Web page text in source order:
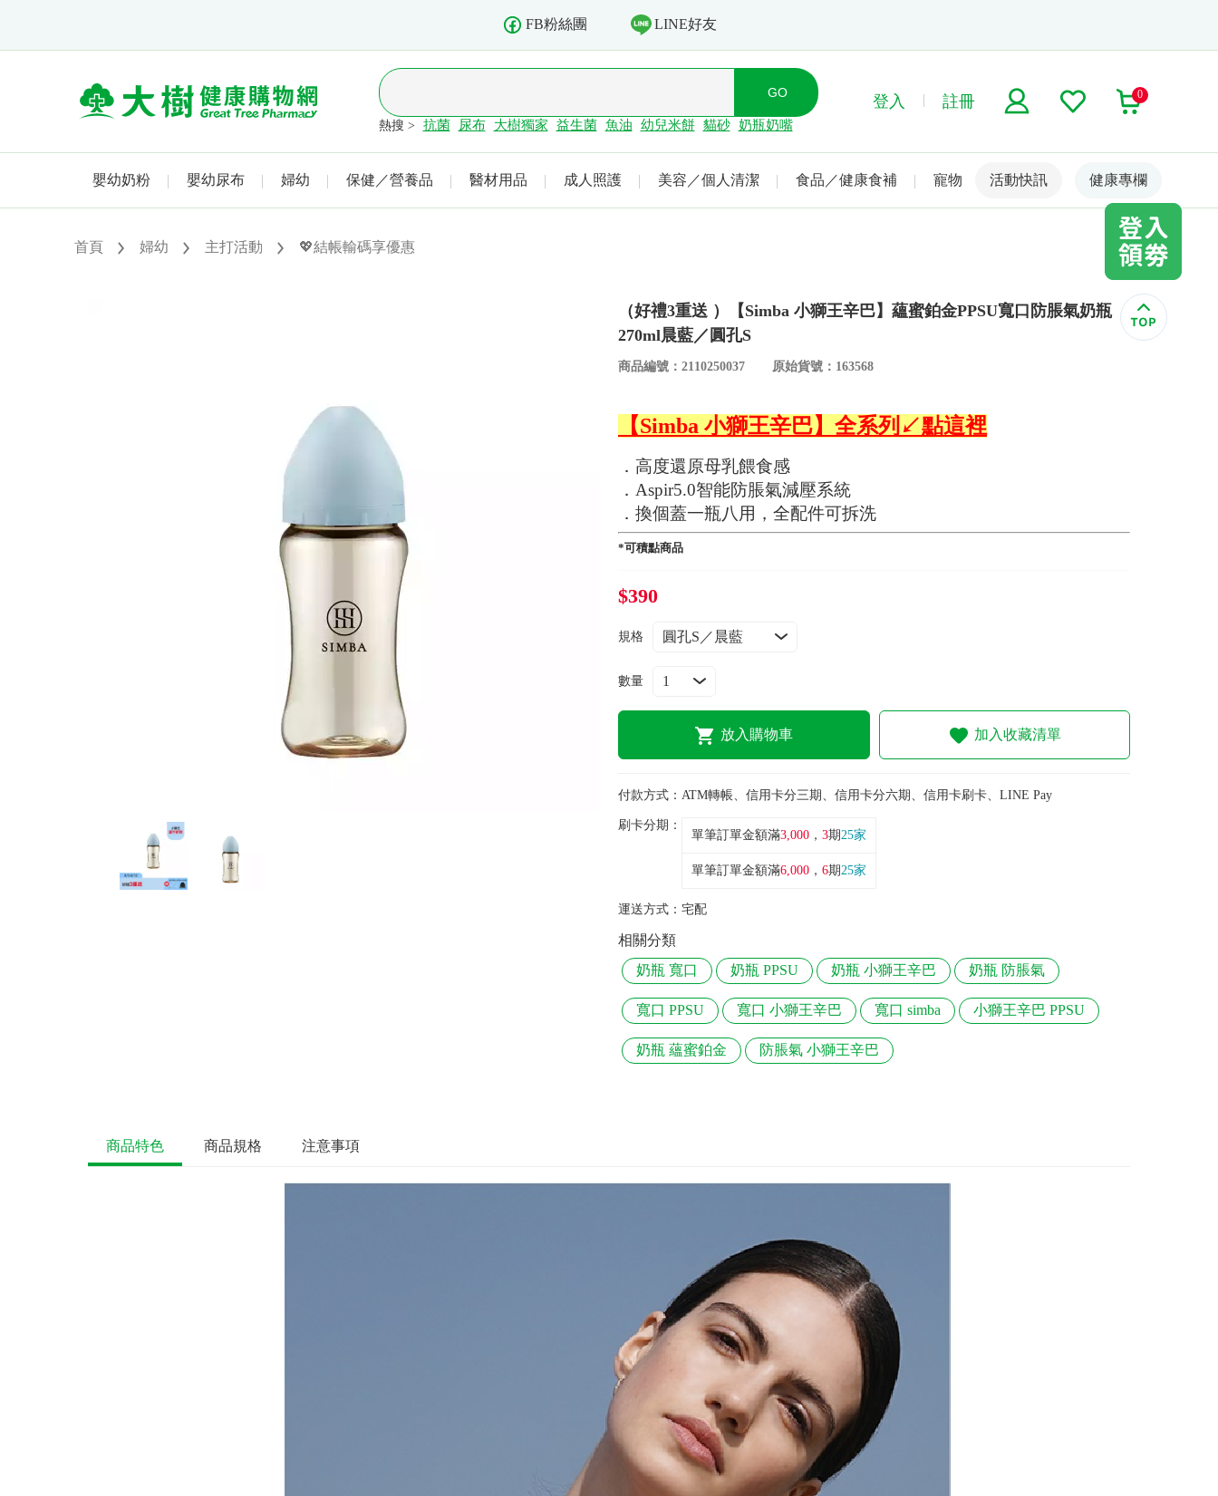
FB粉絲團 LINE好友
熱搜 > 抗菌 尿布 大樹獨家 益生菌 魚油 幼兒米餅 貓砂 奶瓶奶嘴
登入 註冊 0
嬰幼奶粉 嬰幼尿布 婦幼 保健／營養品 醫材用品 成人照護 美容／個人清潔 食品／健康食補 寵物 名人嚴選
活動快訊 健康專欄
首頁 婦幼 主打活動 💖結帳輸碼享優惠
（好禮3重送 ）【Simba 小獅王辛巴】蘊蜜鉑金PPSU寬口防脹氣奶瓶
270ml晨藍／圓孔S
商品編號：2110250037 原始貨號：163568
【Simba 小獅王辛巴】全系列↙點這裡
．高度還原母乳餵食感
．Aspir5.0智能防脹氣減壓系統
．換個蓋一瓶八用，全配件可拆洗
*可積點商品
$390
規格
數量
放入購物車 加入收藏清單
付款方式： ATM轉帳、信用卡分三期、信用卡分六期、信用卡刷卡、LINE Pay
刷卡分期：
單筆訂單金額滿3,000 ， 3期25家
單筆訂單金額滿6,000 ， 6期25家
運送方式： 宅配
相關分類
奶瓶 寬口
奶瓶 PPSU 奶瓶 小獅王辛巴 奶瓶 防脹氣
寬口 PPSU 寬口 小獅王辛巴 寬口 simba 小獅王辛巴 PPSU
奶瓶 蘊蜜鉑金 防脹氣 小獅王辛巴
商品特色 商品規格 注意事項